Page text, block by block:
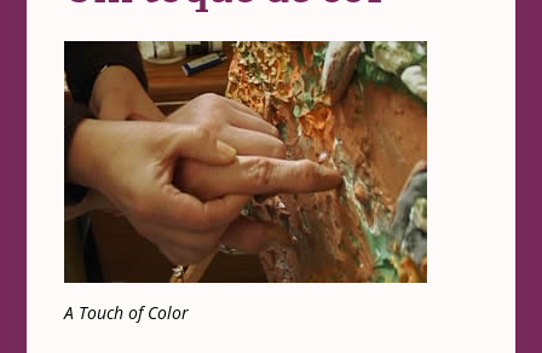
A Touch of Color